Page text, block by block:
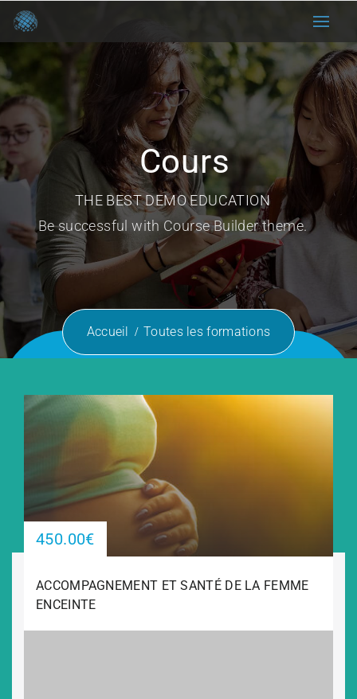
Cours
THE BEST DEMO EDUCATION
Be successful with Course Builder theme.
Accueil Toutes les formations
450.00€
ACCOMPAGNEMENT ET SANTÉ DE LA FEMME
ENCEINTE